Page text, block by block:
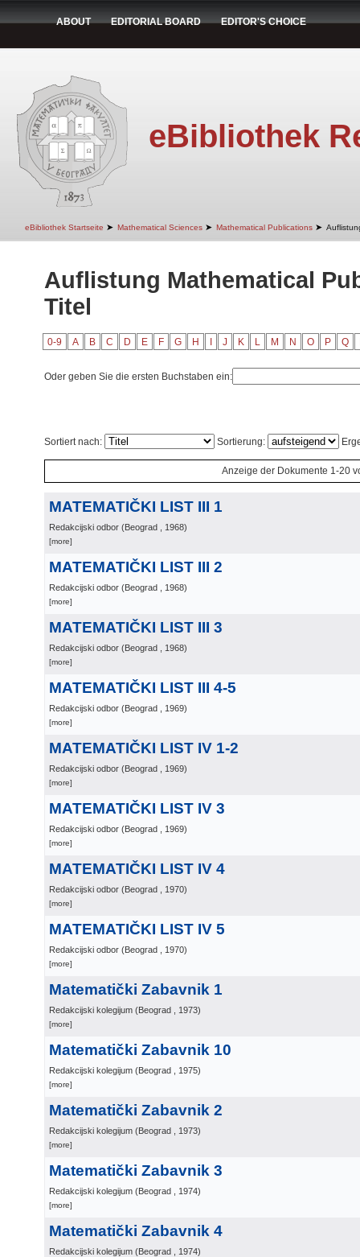
ABOUT EDITORIAL BOARD EDITOR'S CHOICE
eBibliothek
eBibliothek Startseite ➤ Mathematical Sciences ➤ Mathematical Publications ➤
Auflistung Mathematical
Titel
0-9 A B C D E F G H J K L M N O P Q
Oder geben Sie die ersten Buchstaben ein:
Sortiert nach: Sortierung:
Anzeige der Dokumente 1-20
MATEMATIČKI LIST III 1
Redakcijski odbor (Beograd , 1968)
[more]
MATEMATIČKI LIST III 2
Redakcijski odbor (Beograd , 1968)
[more]
MATEMATIČKI LIST III 3
Redakcijski odbor (Beograd , 1968)
[more]
MATEMATIČKI LIST III 4-5
Redakcijski odbor (Beograd , 1969)
[more]
MATEMATIČKI LIST IV 1-2
Redakcijski odbor (Beograd , 1969)
[more]
MATEMATIČKI LIST IV 3
Redakcijski odbor (Beograd , 1969)
[more]
MATEMATIČKI LIST IV 4
Redakcijski odbor (Beograd , 1970)
[more]
MATEMATIČKI LIST IV 5
Redakcijski odbor (Beograd , 1970)
[more]
Matematički Zabavnik 1
Redakcijski kolegijum (Beograd , 1973)
[more]
Matematički Zabavnik 10
Redakcijski kolegijum (Beograd , 1975)
[more]
Matematički Zabavnik 2
Redakcijski kolegijum (Beograd , 1973)
[more]
Matematički Zabavnik 3
Redakcijski kolegijum (Beograd , 1974)
[more]
Matematički Zabavnik 4
Redakcijski kolegijum (Beograd , 1974)